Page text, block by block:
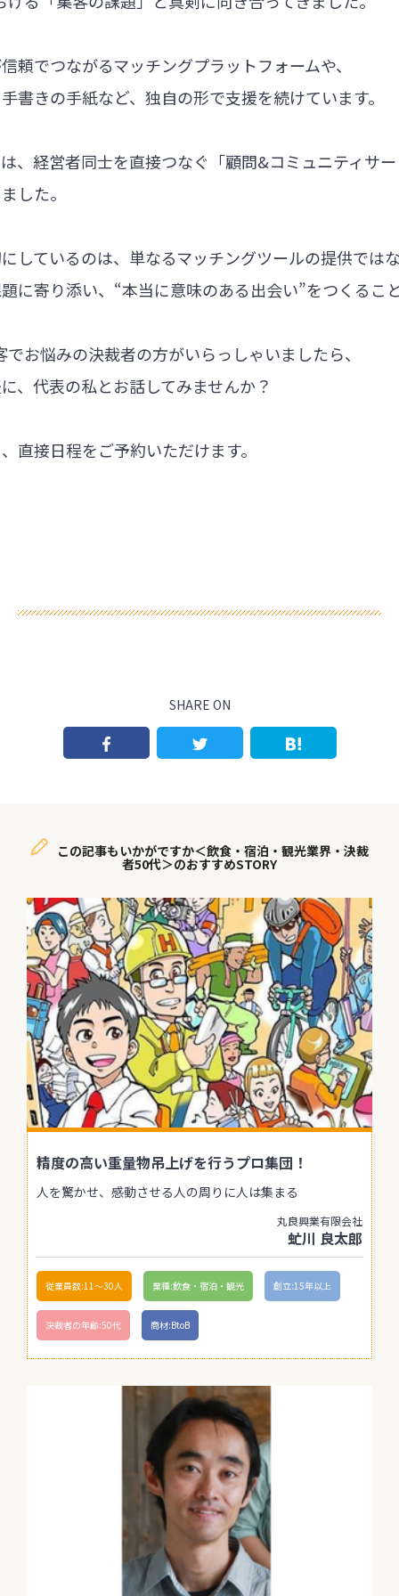
頼でつながるマッチングプラットフォームや、
書きの手紙など、独自の形で支援を続けています。
、経営者同士を直接つなぐ「顧問&コミュニティサ
した。
しているのは、単なるマッチングツールの提供では
に寄り添い、“本当に意味のある出会い”をつくるこ
お悩みの決裁者の方がいらっしゃいましたら、
、代表の私とお話してみませんか？
直接日程をご予約いただけます。
SHARE ON
この記事もいかがですか＜飲食・宿泊・観光業界・決裁
者50代＞のおすすめSTORY
精度の高い重量物吊上げを行うプロ集団！
人を驚かせ、感動させる人の周りに人は集まる
丸良興業有限会社
虻川 良太郎
従業員数:11〜30人 業種:飲食・宿泊・観光 創立:15年以上
決裁者の年齢:50代 商材:BtoB